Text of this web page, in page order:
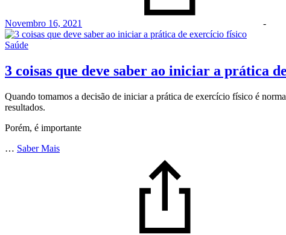
Novembro 16, 2021 -
Saúde
3 coisas que deve saber ao iniciar a prática
Quando tomamos a decisão de iniciar a prática de exercício físico é
resultados.
Porém, é importante
… Saber Mais